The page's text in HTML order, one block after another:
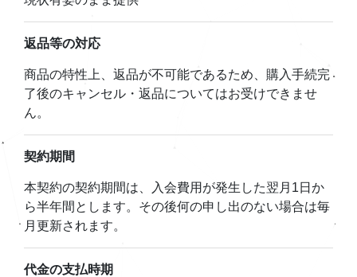
返品等の対応
商品の特性上、返品が不可能であるため、購入手続完
了後のキャンセル・返品についてはお受けできませ
ん。
契約期間
本契約の契約期間は、入会費用が発生した翌月1日か
ら半年間とします。その後何の申し出のない場合は毎
月更新されます。
代金の支払時期